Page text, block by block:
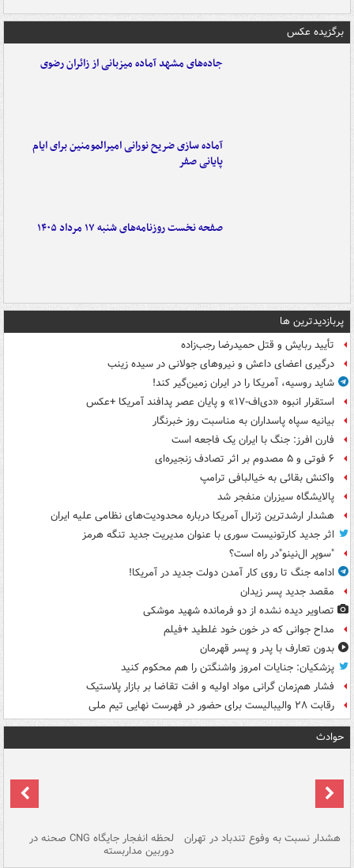
برگزیده عکس
جاده‌های مشهد آماده میزبانی از زائران رضوی
آماده سازی ضریح نورانی امیرالمومنین برای ایام
پایانی صفر
صفحه نخست روزنامه‌های شنبه ۱۷ مرداد ۱۴۰۵
پربازدیدترین ها
تأیید ربایش و قتل حمیدرضا رجب‌زاده
درگیری اعضای داعش و نیروهای جولانی در سیده زینب
شاید روسیه، آمریکا را در ایران زمین‌گیر کند!
استقرار انبوه «دی‌اف‑۱۷» و پایان عصر پدافند آمریکا +عکس
بیانیه سپاه پاسداران به مناسبت روز خبرنگار
فارن افرز: جنگ با ایران یک فاجعه است
۶ فوتی و ۵ مصدوم بر اثر تصادف زنجیره‌ای
واکنش بقائی به خیالبافی ترامپ
پالایشگاه سیزران منفجر شد
هشدار ارشدترین ژنرال آمریکا درباره محدودیت‌های نظامی علیه ایران
اثر جدید کارتونیست سوری با عنوان مدیریت جدید تنگه هرمز
"سوپر ال‌نینو"در راه است؟
ادامه جنگ تا روی کار آمدن دولت جدید در آمریکا!
مقصد جدید پسر زیدان
تصاویر دیده‌ نشده از دو فرمانده شهید موشکی
مداح جوانی که در خون خود غلطید +فیلم
بدون تعارف با پدر و پسر قهرمان
پزشکیان: جنایات امروز واشنگتن را هم محکوم کنید
فشار هم‌زمان گرانی مواد اولیه و افت تقاضا بر بازار پلاستیک
رقابت ۲۸ والیبالیست برای حضور در فهرست نهایی تیم ملی
حوادث
هشدار نسبت به وفوع تندباد در تهران لحظه انفجار جایگاه CNG صحنه در
دوربین مداربسته